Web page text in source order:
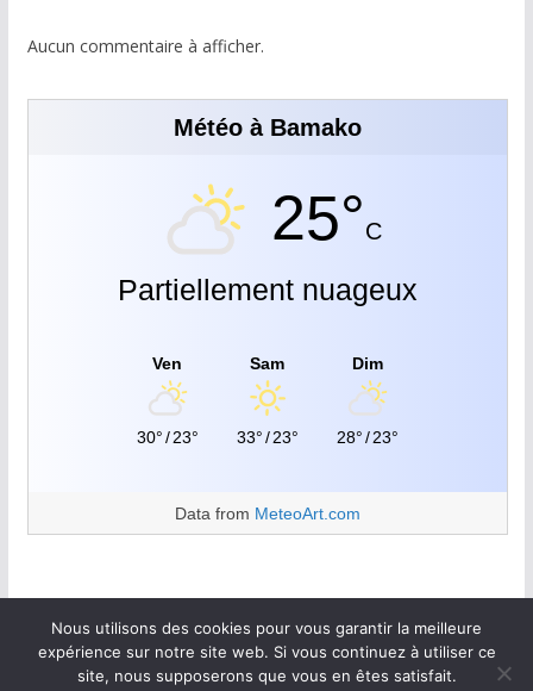
Aucun commentaire à afficher.
Météo à Bamako
25°C
Partiellement nuageux
Ven
30°/23°
Sam
33°/23°
Dim
28°/23°
Data from MeteoArt.com
Nous utilisons des cookies pour vous garantir la meilleure
expérience sur notre site web. Si vous continuez à utiliser ce
site, nous supposerons que vous en êtes satisfait.